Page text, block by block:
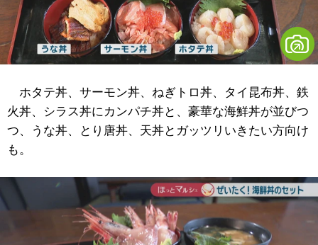
ホタテ丼、サーモン丼、ねぎトロ丼、タイ昆布丼、鉄
火丼、シラス丼にカンパチ丼と、豪華な海鮮丼が並びつ
つ、うな丼、とり唐丼、天丼とガッツリいきたい方向け
も。